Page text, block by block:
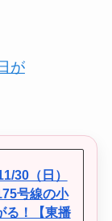
が
30（日）
号線の小
る！【東播